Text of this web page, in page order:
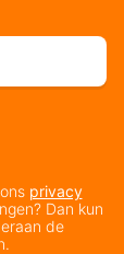
privacy
Dan kun
de